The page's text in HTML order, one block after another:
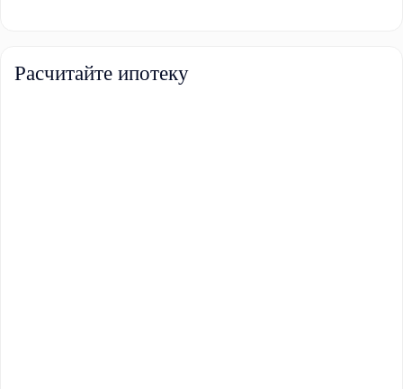
Расчитайте ипотеку